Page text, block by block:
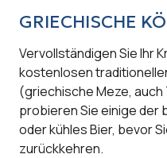
GRIECHISCHE
Vervollständigen Sie Ihr
kostenlosen
(griechische Meze,
probieren Sie einige der
oder kühles Bier, bevor
zurückkehren.